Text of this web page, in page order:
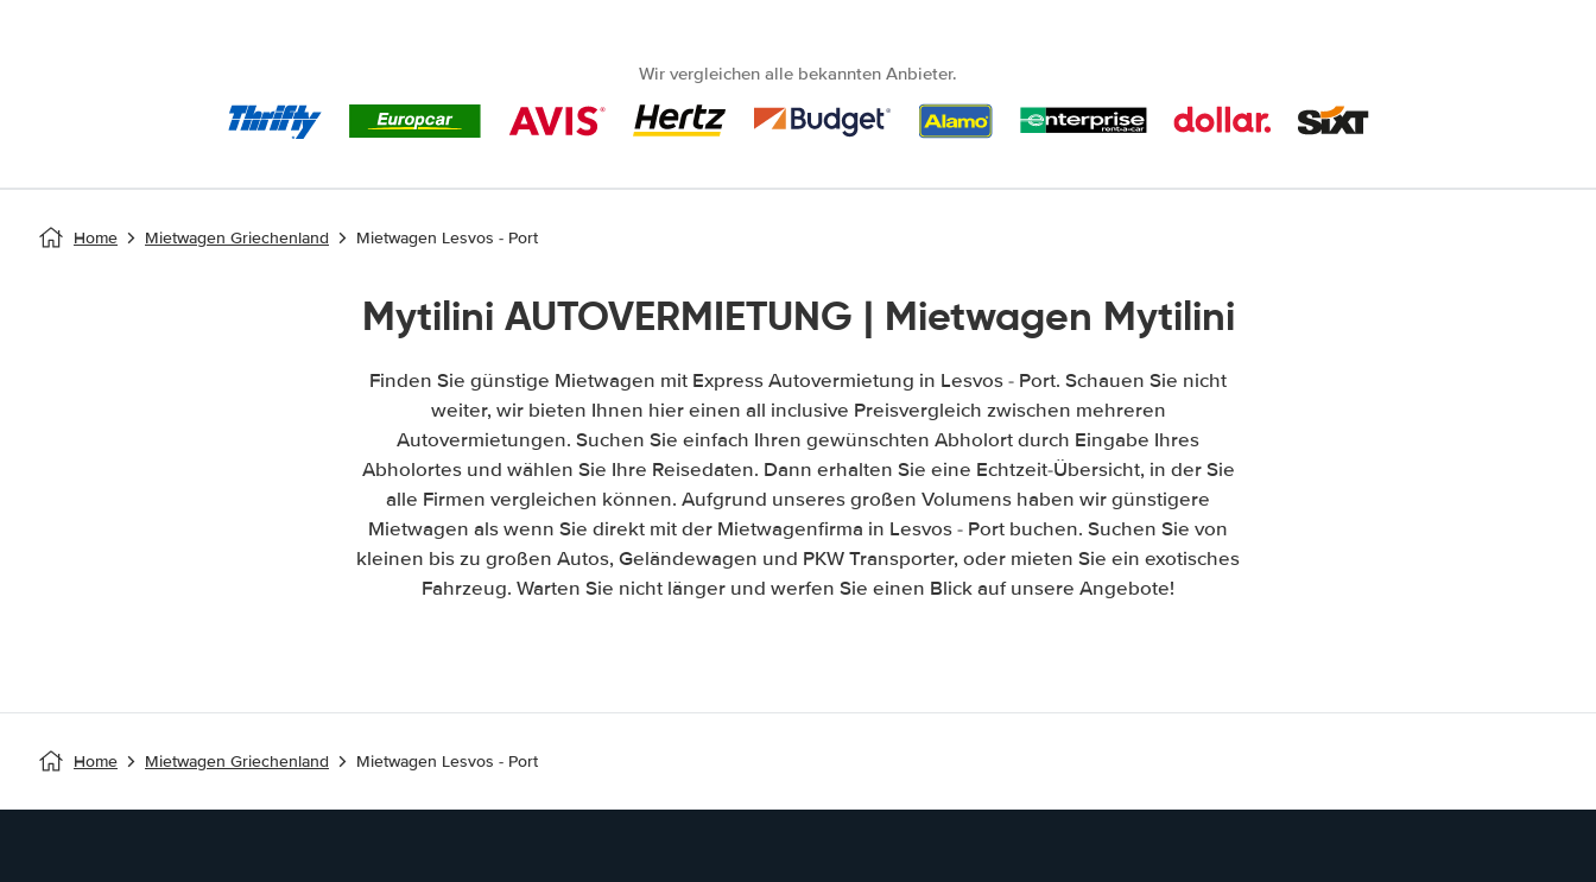
Wir vergleichen alle bekannten Anbieter.
Home Mietwagen Griechenland Mietwagen Lesvos - Port
Mytilini AUTOVERMIETUNG | Mietwagen Mytilini
Finden Sie günstige Mietwagen mit Express Autovermietung in Lesvos - Port. Schauen Sie nicht
weiter, wir bieten Ihnen hier einen all inclusive Preisvergleich zwischen mehreren
Autovermietungen. Suchen Sie einfach Ihren gewünschten Abholort durch Eingabe Ihres
Abholortes und wählen Sie Ihre Reisedaten. Dann erhalten Sie eine Echtzeit-Übersicht, in der Sie
alle Firmen vergleichen können. Aufgrund unseres großen Volumens haben wir günstigere
Mietwagen als wenn Sie direkt mit der Mietwagenfirma in Lesvos - Port buchen. Suchen Sie von
kleinen bis zu großen Autos, Geländewagen und PKW Transporter, oder mieten Sie ein exotisches
Fahrzeug. Warten Sie nicht länger und werfen Sie einen Blick auf unsere Angebote!
Home Mietwagen Griechenland Mietwagen Lesvos - Port